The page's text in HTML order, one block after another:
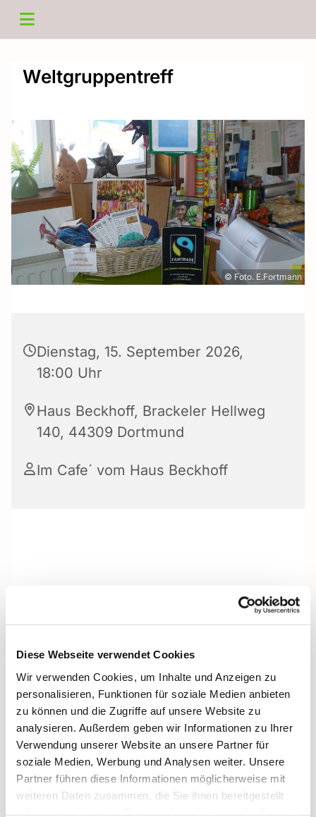
Diese Webseite verwendet Cookies
Wir verwenden Cookies, um Inhalte und Anzeigen zu
personalisieren, Funktionen für soziale Medien anbieten
zu können und die Zugriffe auf unsere Website zu
analysieren. Außerdem geben wir Informationen zu Ihrer
Verwendung unserer Website an unsere Partner für
soziale Medien, Werbung und Analysen weiter. Unsere
Partner führen diese Informationen möglicherweise mit
weiteren Daten zusammen, die Sie ihnen bereitgestellt
Weltgruppentreff
© Foto. E.Fortmann
Dienstag, 15. September 2026,
18:00 Uhr
Haus Beckhoff, Brackeler Hellweg
140, 44309 Dortmund
Im Cafe´ vom Haus Beckhoff